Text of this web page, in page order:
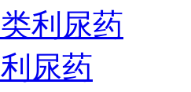
利尿药
尿药